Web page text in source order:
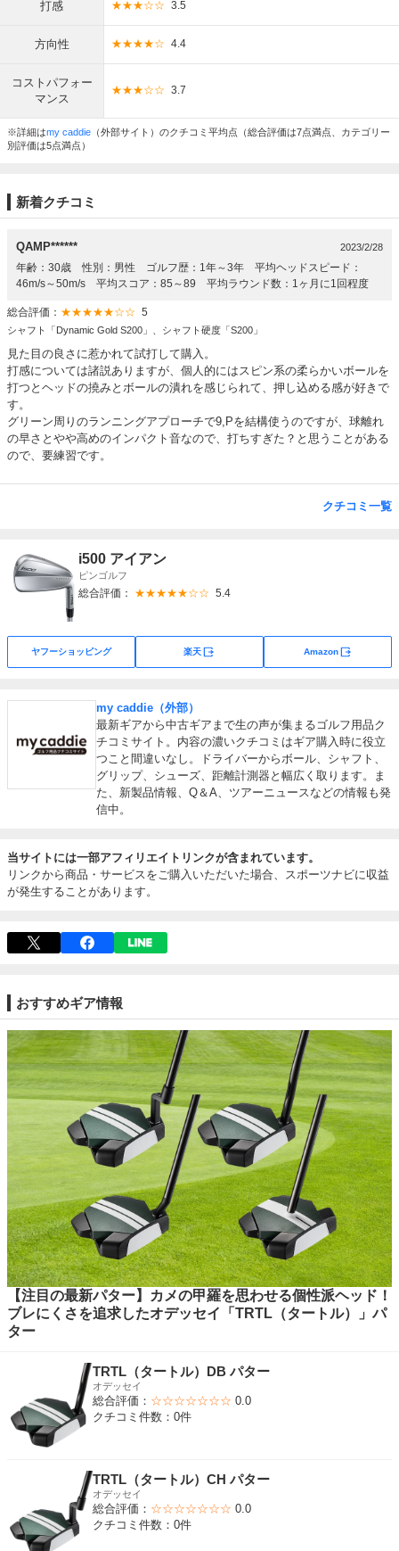
打感 ★★★☆☆ 3.5
方向性 ★★★★☆ 4.4
コストパフォー
マンス
★★★☆☆ 3.7
※詳細はmy caddie （外部サイト）のクチコミ平均点（総合評価は7点満点、カテゴリー
別評価は5点満点）
新着クチコミ
QAMP****** 2023/2/28
年齢：30歳 性別：男性 ゴルフ歴：1年～3年 平均ヘッドスピード：
46m/s～50m/s 平均スコア：85～89 平均ラウンド数：1ヶ月に1回程度
総合評価： ★★★★★☆☆ 5
シャフト「Dynamic Gold S200」、シャフト硬度「S200」
見た目の良さに惹かれて試打して購入。
打感については諸説ありますが、個人的にはスピン系の柔らかいボールを
打つとヘッドの撓みとボールの潰れを感じられて、押し込める感が好きで
す。
グリーン周りのランニングアプローチで9,Pを結構使うのですが、球離れ
の早さとやや高めのインパクト音なので、打ちすぎた？と思うことがある
ので、要練習です。
クチコミ一覧
i500 アイアン
ピンゴルフ
総合評価： ★★★★★☆☆ 5.4
ヤフーショッピング 楽天 Amazon
my caddie（外部）
最新ギアから中古ギアまで生の声が集まるゴルフ用品ク
チコミサイト。内容の濃いクチコミはギア購入時に役立
つこと間違いなし。ドライバーからボール、シャフト、
グリップ、シューズ、距離計測器と幅広く取ります。ま
た、新製品情報、Q＆A、ツアーニュースなどの情報も発
信中。
当サイトには一部アフィリエイトリンクが含まれています。
リンクから商品・サービスをご購入いただいた場合、スポーツナビに収益
が発生することがあります。
おすすめギア情報
【注目の最新パター】カメの甲羅を思わせる個性派ヘッド！
ブレにくさを追求したオデッセイ「TRTL（タートル）」パ
ター
TRTL（タートル）DB パター
オデッセイ
総合評価： ☆☆☆☆☆☆☆ 0.0
クチコミ件数：0件
TRTL（タートル）CH パター
オデッセイ
総合評価： ☆☆☆☆☆☆☆ 0.0
クチコミ件数：0件